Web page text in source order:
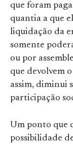
que foram
quantia a que
liquidação da
somente
ou por
que devolvem
assim, diminui
participação
Um ponto que
possibilidade